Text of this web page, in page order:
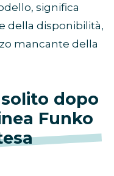
significa
della disponibilità,
mancante della
dopo
Funko